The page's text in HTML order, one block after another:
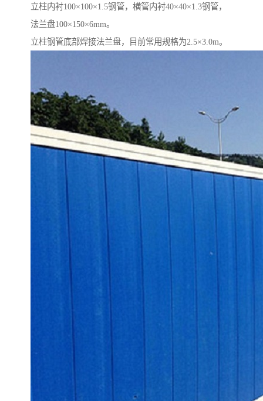
立柱内衬100×100×1.5钢管，横管内衬40×40×1.3钢管，
法兰盘100×150×6mm。
立柱钢管底部焊接法兰盘，目前常用规格为2.5×3.0m。